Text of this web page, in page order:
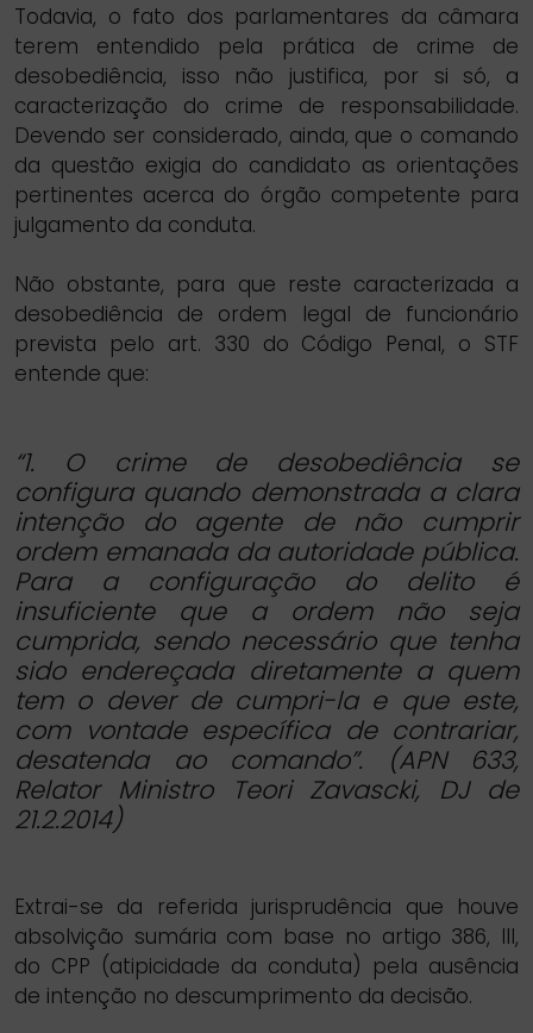
Todavia, o fato dos parlamentares da câmara
terem entendido pela prática de crime de
desobediência, isso não justifica, por si só, a
caracterização do crime de responsabilidade.
Devendo ser considerado, ainda, que o comando
da questão exigia do candidato as orientações
pertinentes acerca do órgão competente para
julgamento da conduta.
Não obstante, para que reste caracterizada a
desobediência de ordem legal de funcionário
prevista pelo art. 330 do Código Penal, o STF
entende que:
“1. O crime de desobediência se
configura quando demonstrada a clara
intenção do agente de não cumprir
ordem emanada da autoridade pública.
Para a configuração do delito é
insuficiente que a ordem não seja
cumprida, sendo necessário que tenha
sido endereçada diretamente a quem
tem o dever de cumpri-la e que este,
com vontade específica de contrariar,
desatenda ao comando”. (APN 633,
Relator Ministro Teori Zavascki, DJ de
21.2.2014)
Extrai-se da referida jurisprudência que houve
absolvição sumária com base no artigo 386, III,
do CPP (atipicidade da conduta) pela ausência
de intenção no descumprimento da decisão.